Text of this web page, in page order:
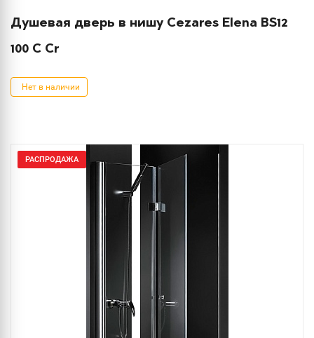
Душевая дверь в нишу Cezares Elena BS12
100 C Cr
Нет в наличии
РАСПРОДАЖА